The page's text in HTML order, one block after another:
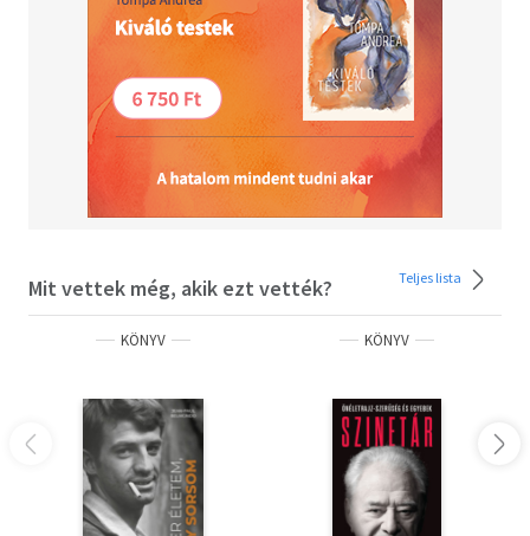
Mit vettek még, akik ezt vették? Teljes lista
KÖNYV KÖNYV